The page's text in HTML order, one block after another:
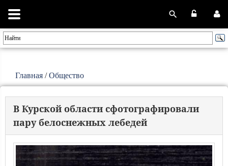
Главная /Общество
В Курской области сфотографировали
пару белоснежных лебедей